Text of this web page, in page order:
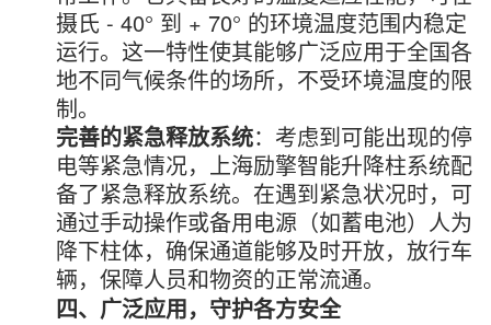
摄氏 - 40° 到 + 70° 的环境温度范围内稳定
运行。这一特性使其能够广泛应用于全国各
地不同气候条件的场所，不受环境温度的限
制。
完善的紧急释放系统：考虑到可能出现的停
电等紧急情况，上海励擎智能升降柱系统配
备了紧急释放系统。在遇到紧急状况时，可
通过手动操作或备用电源（如蓄电池）人为
降下柱体，确保通道能够及时开放，放行车
辆，保障人员和物资的正常流通。
四、广泛应用，守护各方安全